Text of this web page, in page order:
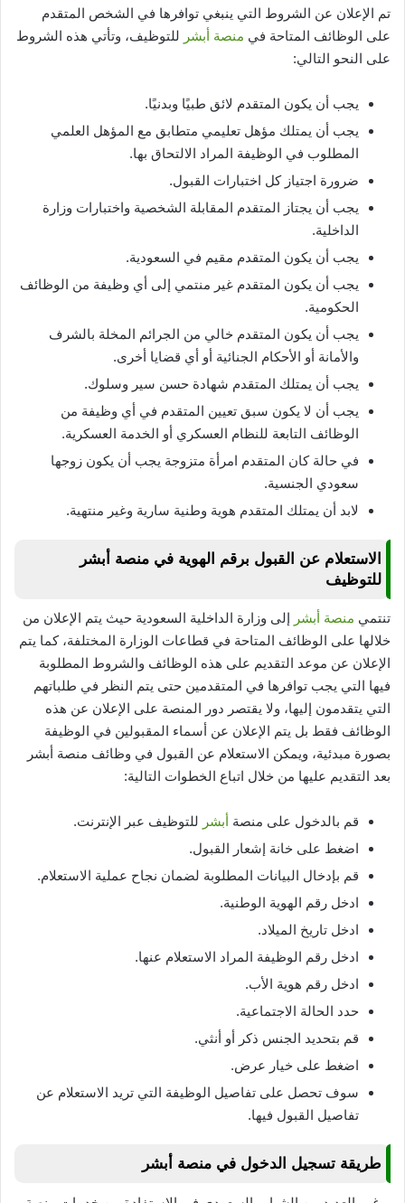
تم الإعلان عن الشروط التي ينبغي توافرها في الشخص المتقدم
على الوظائف المتاحة في منصة أبشر للتوظيف، وتأتي هذه الشروط
على النحو التالي:
يجب أن يكون المتقدم لائق طبيًا وبدنيًا.
يجب أن يمتلك مؤهل تعليمي متطابق مع المؤهل العلمي
المطلوب في الوظيفة المراد الالتحاق بها.
ضرورة اجتياز كل اختبارات القبول.
يجب أن يجتاز المتقدم المقابلة الشخصية واختبارات وزارة
الداخلية.
يجب أن يكون المتقدم مقيم في السعودية.
يجب أن يكون المتقدم غير منتمي إلى أي وظيفة من الوظائف
الحكومية.
يجب أن يكون المتقدم خالي من الجرائم المخلة بالشرف
والأمانة أو الأحكام الجنائية أو أي قضايا أخرى.
يجب أن يمتلك المتقدم شهادة حسن سير وسلوك.
يجب أن لا يكون سبق تعيين المتقدم في أي وظيفة من
الوظائف التابعة للنظام العسكري أو الخدمة العسكرية.
في حالة كان المتقدم امرأة متزوجة يجب أن يكون زوجها
سعودي الجنسية.
لابد أن يمتلك المتقدم هوية وطنية سارية وغير منتهية.
الاستعلام عن القبول برقم الهوية في منصة أبشر
للتوظيف
تنتمي منصة أبشر إلى وزارة الداخلية السعودية حيث يتم الإعلان من
خلالها على الوظائف المتاحة في قطاعات الوزارة المختلفة، كما يتم
الإعلان عن موعد التقديم على هذه الوظائف والشروط المطلوبة
فيها التي يجب توافرها في المتقدمين حتى يتم النظر في طلباتهم
التي يتقدمون إليها، ولا يقتصر دور المنصة على الإعلان عن هذه
الوظائف فقط بل يتم الإعلان عن أسماء المقبولين في الوظيفة
بصورة مبدئية، ويمكن الاستعلام عن القبول في وظائف منصة أبشر
بعد التقديم عليها من خلال اتباع الخطوات التالية:
قم بالدخول على منصة أبشر للتوظيف عبر الإنترنت.
اضغط على خانة إشعار القبول.
قم بإدخال البيانات المطلوبة لضمان نجاح عملية الاستعلام.
ادخل رقم الهوية الوطنية.
ادخل تاريخ الميلاد.
ادخل رقم الوظيفة المراد الاستعلام عنها.
ادخل رقم هوية الأب.
حدد الحالة الاجتماعية.
قم بتحديد الجنس ذكر أو أنثي.
اضغط على خيار عرض.
سوف تحصل على تفاصيل الوظيفة التي تريد الاستعلام عن
تفاصيل القبول فيها.
طريقة تسجيل الدخول في منصة أبشر